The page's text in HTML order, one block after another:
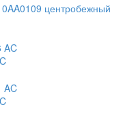
центробежный